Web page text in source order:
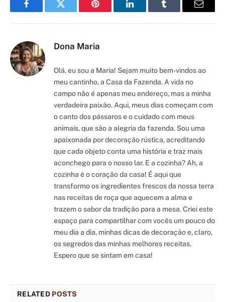
FacebookTwitter Pinterest LinkedInTumblr Email
Dona Maria
Olá, eu sou a Maria! Sejam muito bem-vindos ao
meu cantinho, a Casa da Fazenda. A vida no
campo não é apenas meu endereço, mas a minha
verdadeira paixão. Aqui, meus dias começam com
o canto dos pássaros e o cuidado com meus
animais, que são a alegria da fazenda. Sou uma
apaixonada por decoração rústica, acreditando
que cada objeto conta uma história e traz mais
aconchego para o nosso lar. E a cozinha? Ah, a
cozinha é o coração da casa! É aqui que
transformo os ingredientes frescos da nossa terra
nas receitas de roça que aquecem a alma e
trazem o sabor da tradição para a mesa. Criei este
espaço para compartilhar com vocês um pouco do
meu dia a dia, minhas dicas de decoração e, claro,
os segredos das minhas melhores receitas.
Espero que se sintam em casa!
RELATED POSTS